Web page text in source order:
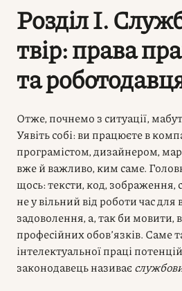
Розділ I.
твір: права
та
Отже, почнемо з ситуації,
Уявіть собі: ви працюєте в
програмістом, дизайнером,
вже й важливо, ким саме.
щось: тексти, код, зображення,
не у вільний від роботи час для
задоволення, а, так би мовити,
професійних обов’язків. Саме
інтелектуальної праці
законодавець називає